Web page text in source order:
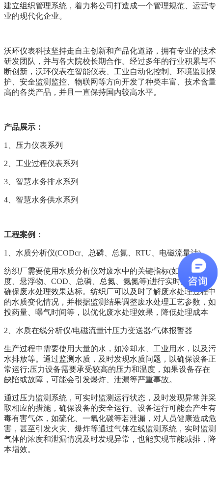
建立组织管理系统，着力将公司打造成一个管理规范、运营专
业的现代化企业。
沃环仪表科技坚持走自主创新和产品化道路，拥有专业的技术
研发团队，并与各大院校长期合作。经过多年的行业积累与不
断创新，沃环仪表在智能仪表、工业自动化控制、环境监测保
护、安全监测监控、物联网等方向开发了种类丰富、技术含量
高的各类产品，并且一直保持国内较高水平。
产品展示：
1、压力仪表系列
2、工业过程仪表系列
3、智慧水务排水系列
4、智慧水务供水系列
工程案例：
1、水质分析仪(CODcr、总磷、总氮、RTU、电磁流量计)
纺织厂需要使用水质分析仪对废水中的关键指标(如pH值、色
度、悬浮物、COD、总磷、总氮、氨氮等)进行实时监测，以
确保废水处理效果达标。纺织厂可以及时了解废水处理过程中
的水质变化情况，并根据监测结果调整废水处理工艺参数，如
投药量、曝气时间等，以优化废水处理效果，降低处理成本
2、 水质在线分析仪/电磁流量计压力变送器/气体报警器
生产过程中需要使用大量的水，如冷却水、工业用水，以及污
水排放等。通过监测水质，及时发现水质问题，以确保设备正
常运行;压力设备需要承受较高的压力和温度，如果设备存在
缺陷或故障，可能会引发爆炸、泄漏等严重事故。
通过压力监测系统，可实时监测运行状态，及时发现异常并采
取相应的措施，确保设备的安全运行。设备运行可能会产生有
毒有害气体，如硫化、一氧化碳等若泄漏，对人员健康造成危
害，甚至引发火灾、爆炸等通过气体在线监测系统，实时监测
气体的浓度和泄漏情况及时发现异常，也能实现节能减排，降
本增效。